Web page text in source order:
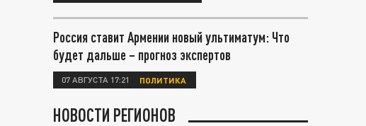
Россия ставит Армении новый ультиматум: Что
будет дальше – прогноз экспертов
07 АВГУСТА 17:21 ПОЛИТИКА
НОВОСТИ РЕГИОНОВ